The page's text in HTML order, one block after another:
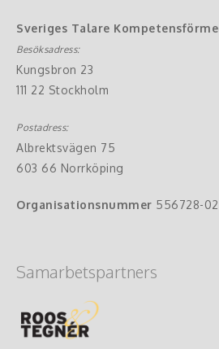
Sveriges Talare
Besöksadress:
Kungsbron 23
111 22 Stockholm
Postadress:
Albrektsvägen 75
603 66 Norrköping
Organisationsnummer 556728-
Samarbetspartners